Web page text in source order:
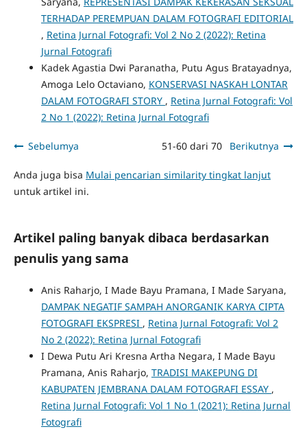
TERHADAP PEREMPUAN DALAM FOTOGRAFI EDITORIAL
, Retina Jurnal Fotografi: Vol 2 No 2 (2022): Retina
Jurnal Fotografi
Kadek Agastia Dwi Paranatha, Putu Agus Bratayadnya,
Amoga Lelo Octaviano, KONSERVASI NASKAH LONTAR
DALAM FOTOGRAFI STORY , Retina Jurnal Fotografi: Vol
2 No 1 (2022): Retina Jurnal Fotografi
Sebelumya 51-60 dari 70 Berikutnya
Anda juga bisa Mulai pencarian similarity tingkat lanjut
untuk artikel ini.
Artikel paling banyak dibaca berdasarkan
penulis yang sama
Anis Raharjo, I Made Bayu Pramana, I Made Saryana,
DAMPAK NEGATIF SAMPAH ANORGANIK KARYA CIPTA
FOTOGRAFI EKSPRESI , Retina Jurnal Fotografi: Vol 2
No 2 (2022): Retina Jurnal Fotografi
I Dewa Putu Ari Kresna Artha Negara, I Made Bayu
Pramana, Anis Raharjo, TRADISI MAKEPUNG DI
KABUPATEN JEMBRANA DALAM FOTOGRAFI ESSAY ,
Retina Jurnal Fotografi: Vol 1 No 1 (2021): Retina Jurnal
Fotografi